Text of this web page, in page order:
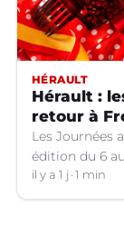
HÉRAULT
Hérault :
retour à
Les Journées
édition du 6
il y a 1 j 1 min